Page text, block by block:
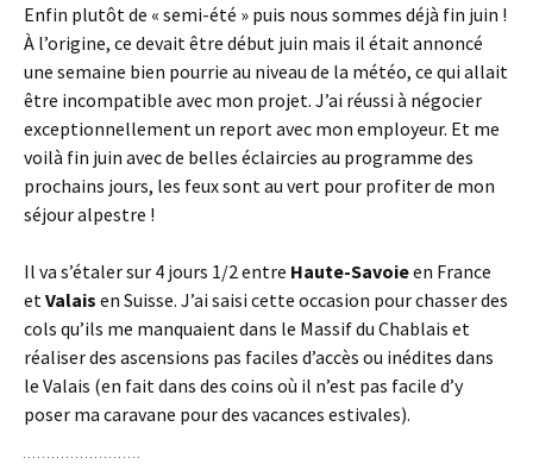
Enfin plutôt de « semi-été » puis nous sommes déjà fin juin !
À l’origine, ce devait être début juin mais il était annoncé
une semaine bien pourrie au niveau de la météo, ce qui allait
être incompatible avec mon projet. J’ai réussi à négocier
exceptionnellement un report avec mon employeur. Et me
voilà fin juin avec de belles éclaircies au programme des
prochains jours, les feux sont au vert pour profiter de mon
séjour alpestre !
Il va s’étaler sur 4 jours 1/2 entre Haute-Savoieen France
etValais en Suisse. J’ai saisi cette occasion pour chasser des
cols qu’ils me manquaient dans le Massif du Chablais et
réaliser des ascensions pas faciles d’accès ou inédites dans
le Valais (en fait dans des coins où il n’est pas facile d’y
poser ma caravane pour des vacances estivales).